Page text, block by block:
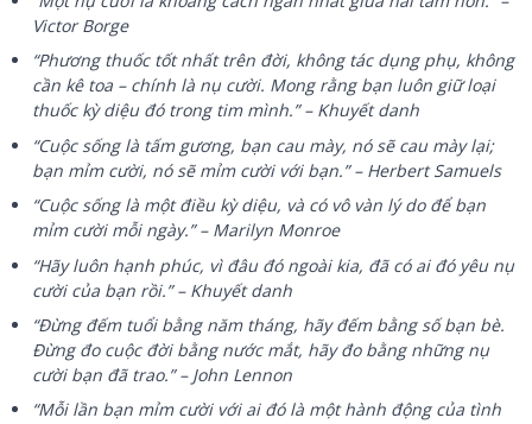
Victor Borge
“Phương thuốc tốt nhất trên đời, không tác dụng phụ, không
cần kê toa – chính là nụ cười. Mong rằng bạn luôn giữ loại
thuốc kỳ diệu đó trong tim mình.” – Khuyết danh
“Cuộc sống là tấm gương, bạn cau mày, nó sẽ cau mày lại;
bạn mỉm cười, nó sẽ mỉm cười với bạn.” – Herbert Samuels
“Cuộc sống là một điều kỳ diệu, và có vô vàn lý do để bạn
mỉm cười mỗi ngày.” – Marilyn Monroe
“Hãy luôn hạnh phúc, vì đâu đó ngoài kia, đã có ai đó yêu nụ
cười của bạn rồi.” – Khuyết danh
“Đừng đếm tuổi bằng năm tháng, hãy đếm bằng số bạn bè.
Đừng đo cuộc đời bằng nước mắt, hãy đo bằng những nụ
cười bạn đã trao.” – John Lennon
“Mỗi lần bạn mỉm cười với ai đó là một hành động của tình